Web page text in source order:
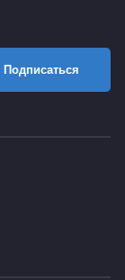
Подписаться